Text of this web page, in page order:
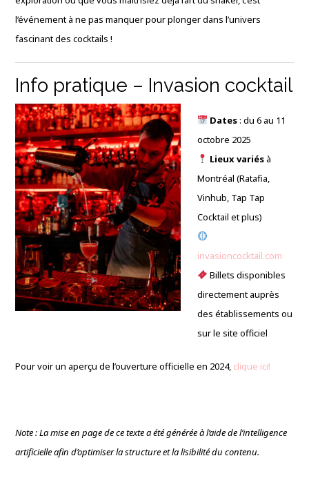
l’événement à ne pas manquer pour plonger dans l’univers
fascinant des cocktails !
Info pratique – Invasion cocktail
Dates: du 6 au 11
octobre 2025
Lieux variés à
Montréal (Ratafia,
Vinhub, Tap Tap
Cocktail et plus)
invasioncocktail.com
Billets disponibles
directement auprès
des établissements ou
sur le site officiel
Pour voir un aperçu de l’ouverture officielle en 2024, clique ici!
Note : La mise en page de ce texte a été générée à l’aide de l’intelligence
artificielle afin d’optimiser la structure et la lisibilité du contenu.